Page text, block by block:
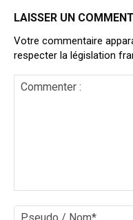
LAISSER UN
Votre commentaire
respecter la législation